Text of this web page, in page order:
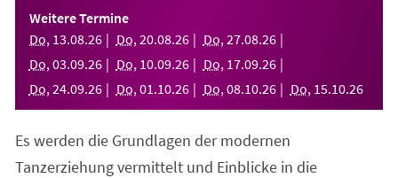
einem
neuen
Tab)
Weitere Termine
Do, 13.08.26 Do, 20.08.26 Do, 27.08.26
Do, 03.09.26 Do, 10.09.26 Do, 17.09.26
Do, 24.09.26 Do, 01 .10.26 Do, 08.10.26 Do, 15.10.26
Es werden die Grundlagen der modernen
Tanzerziehung vermittelt und Einblicke in die